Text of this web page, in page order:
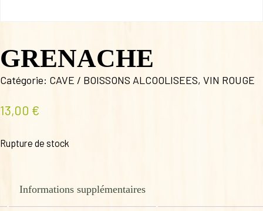
GRENACHE
Catégorie: CAVE / BOISSONS ALCOOLISEES, VIN ROUGE
13,00 €
Rupture de stock
Informations supplémentaires